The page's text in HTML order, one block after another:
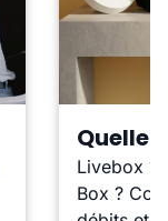
Quelle
Livebox ?
Box ?